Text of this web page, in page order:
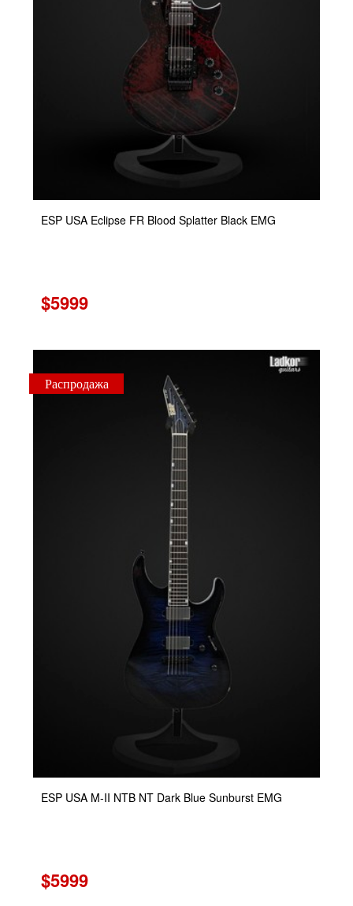
ESP USA Eclipse FR Blood Splatter Black EMG
$5999
Распродажа
ESP USA M-II NTB NT Dark Blue Sunburst EMG
$5999